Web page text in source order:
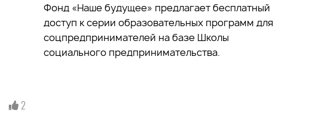
2
Фонд «Наше будущее» предлагает бесплатный
доступ к серии образовательных программ для
соцпредпринимателей на базе Школы
социального предпринимательства.